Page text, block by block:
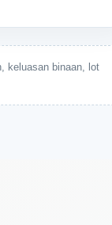
keluasan binaan, lot